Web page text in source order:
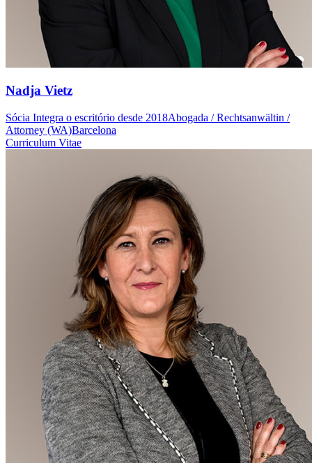
Nadja Vietz
Sócia Integra o escritório desde 2018Abogada / Rechtsanwältin /
Attorney (WA)Barcelona
Curriculum Vitae